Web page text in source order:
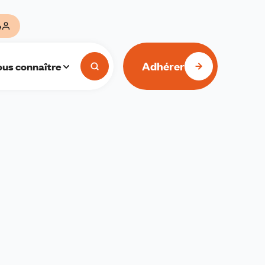
connaître Adhérer